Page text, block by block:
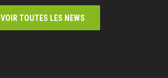
VOIR TOUTES LES NEWS